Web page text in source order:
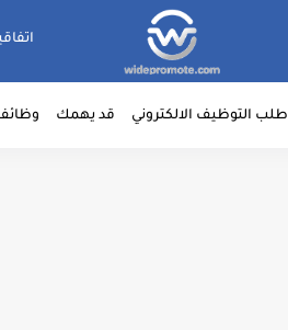
طلب التوظيف الالكتروني قد يهمك